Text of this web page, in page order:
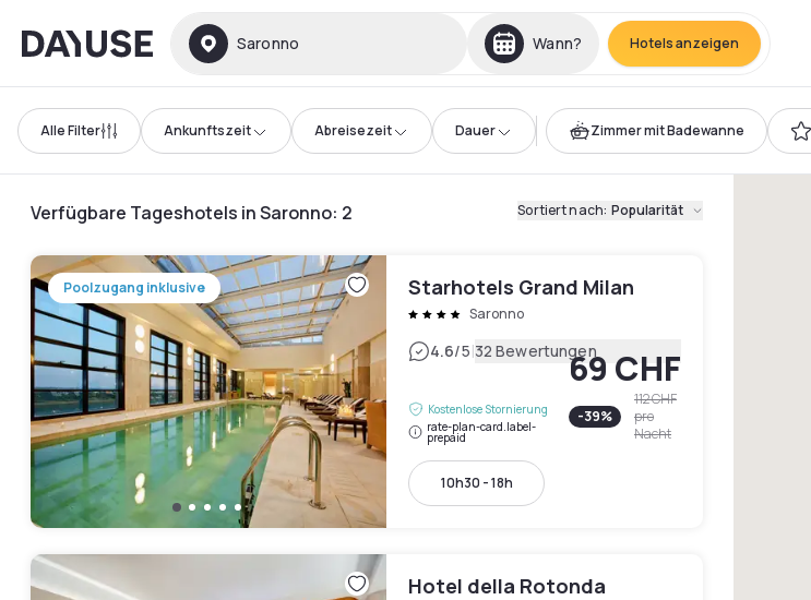
Dayuse Saronno Wann? Hotels anzeigen
Alle Filter Ankunftszeit Abreisezeit Dauer Zimmer mit Badewanne
Verfügbare Tageshotels in Saronno: 2 Sortiert nach: Popularität
Poolzugang inklusive Starhotels Grand Milan
Saronno
4.6/5|32 Bewertungen
Kostenlose Stornierung
rate-plan-card.label-
prepaid
69 CHF
-39%
112 CHF
pro
Nacht
10h30 - 18h
Hotel della Rotonda